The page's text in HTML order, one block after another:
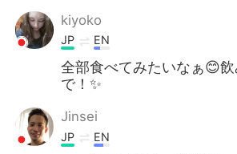
kiyoko
JP EN
全部食べてみたいなぁ😊
で！✨
Jinsei
JP EN